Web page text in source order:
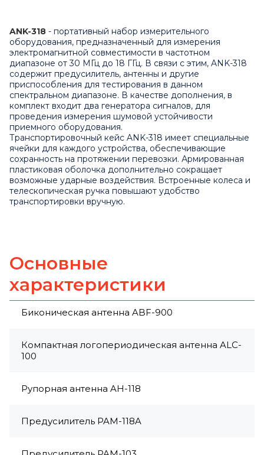
ANK-318 - портативный набор измерительного
оборудования, предназначенный для измерения
электромагнитной совместимости в частотном
диапазоне от 30 МГц до 18 ГГц. В связи с этим, ANK-318
содержит предусилитель, антенны и другие
приспособления для тестирования в данном
спектральном диапазоне. В качестве дополнения, в
комплект входит два генератора сигналов, для
проведения измерения шумовой устойчивости
приемного оборудования.
Транспортировочный кейс ANK-318 имеет специальные
ячейки для каждого устройства, обеспечивающие
сохранность на протяжении перевозки. Армированная
пластиковая оболочка дополнительно сокращает
возможные ударные воздействия. Встроенные колеса и
телескопическая ручка повышают удобство
транспортировки вручную.
Основные
характеристики
Биконическая антенна ABF-900
Компактная логопериодическая антенна ALC-
100
Рупорная антенна AH-118
Предусилитель PAM-118A